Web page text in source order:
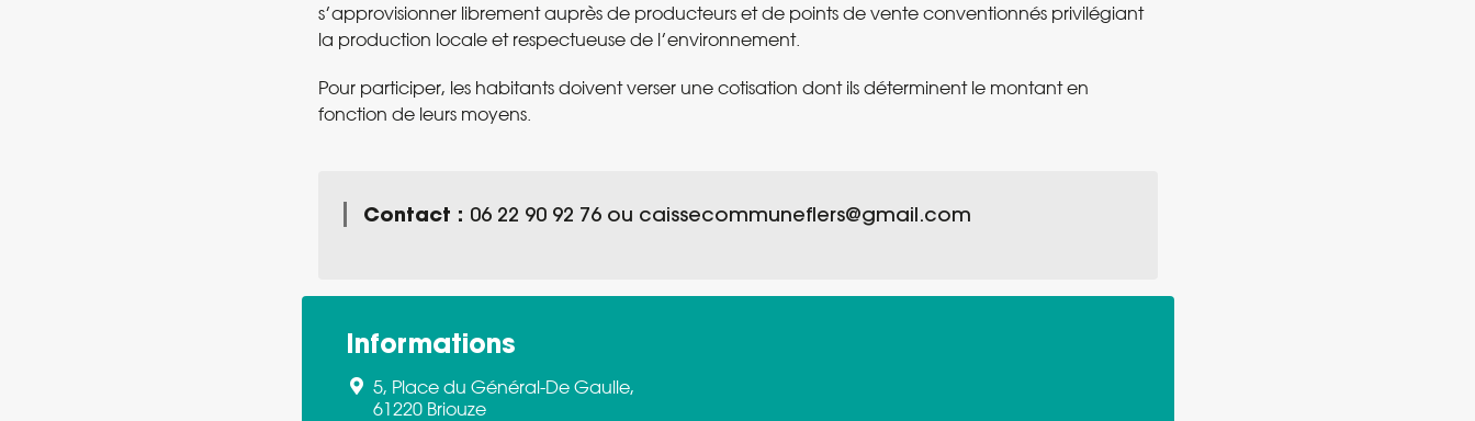
s’approvisionner librement auprès de producteurs et de points de vente conventionnés privilégiant
la production locale et respectueuse de l’environnement.
Pour participer, les habitants doivent verser une cotisation dont ils déterminent le montant en
fonction de leurs moyens.
Contact : 06 22 90 92 76 ou caissecommuneflers@gmail.com
Informations
5, Place du Général-De Gaulle,
61220 Briouze